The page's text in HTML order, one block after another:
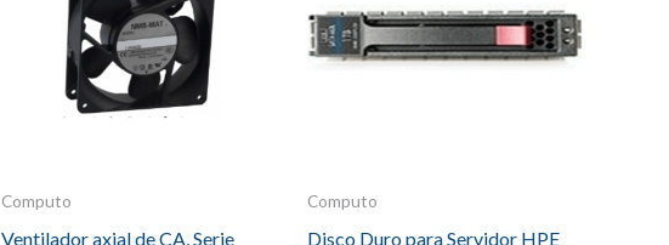
Computo
Ventilador axial de CA, Serie
Computo
Disco Duro para Servidor HPE